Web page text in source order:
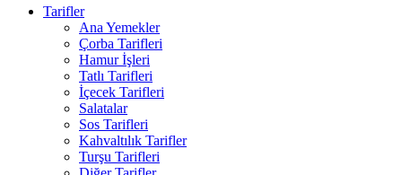
Tarifler
Ana Yemekler
Çorba Tarifleri
Hamur İşleri
Tatlı Tarifleri
İçecek Tarifleri
Salatalar
Sos Tarifleri
Kahvaltılık Tarifler
Turşu Tarifleri